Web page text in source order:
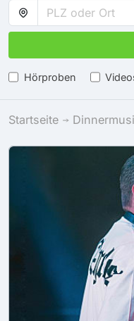
Hörproben
Startseite